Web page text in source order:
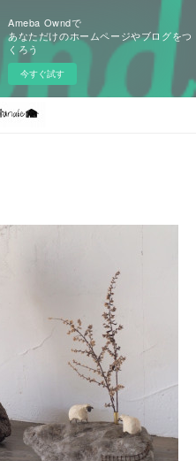
Ameba Owndで
あなただけのホームページやブログをつ
くろう
今すぐ試す